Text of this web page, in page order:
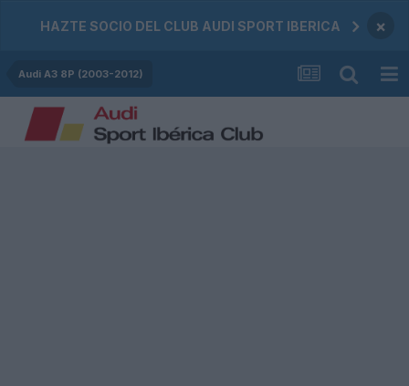
HAZTE SOCIO DEL CLUB AUDI SPORT IBERICA ×
Audi A3 8P (2003-2012)